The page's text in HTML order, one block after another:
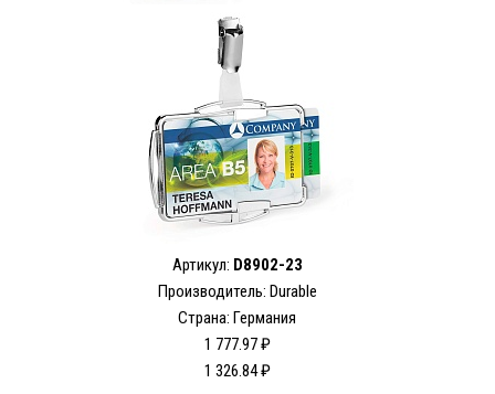
Артикул: D8902-23
Производитель: Durable
Страна: Германия
1 777.97 ₽
1 326.84 ₽